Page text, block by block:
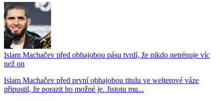
Islam Machačev před obhajobou pásu tvrdí, že nikdo netrénuje víc
než on
Islam Machačev před první obhajobou titulu ve welterové váze
připustil, že porazit ho možné je. Jistotu mu...